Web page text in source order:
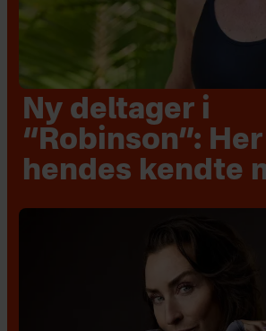
Ny deltager i
“Robinson”:
hendes kendte